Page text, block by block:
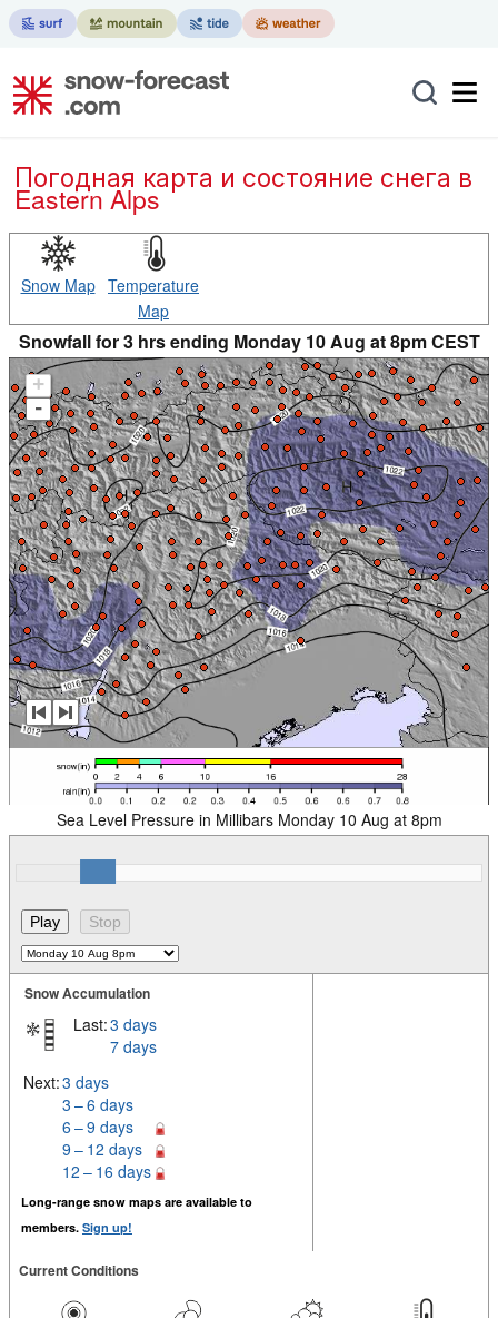
Погодная карта и состояние снега в
Eastern Alps
Snow Map Temperature
Map
Snowfall for 3 hrs ending Monday 10 Aug at 8pm CEST
+
-
Sea Level Pressure in Millibars Monday 10 Aug at 8pm
Snow Accumulation
Last:3 days
7 days
Next:3 days
3 – 6 days
6 – 9 days
9 – 12 days
12 – 16 days
Long-range snow maps are available to
members. Sign up!
Current Conditions